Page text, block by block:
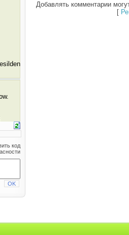
Добавлять комментарии
[